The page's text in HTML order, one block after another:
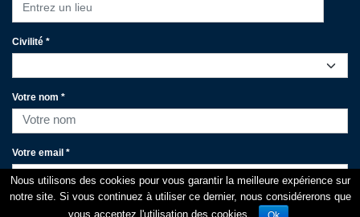
Entrez un lieu
Civilité *
Votre nom *
Votre email *
Nous utilisons des cookies pour vous garantir la meilleure expérience sur
notre site. Si vous continuez à utiliser ce dernier, nous considérerons que
vous acceptez l'utilisation des cookies.